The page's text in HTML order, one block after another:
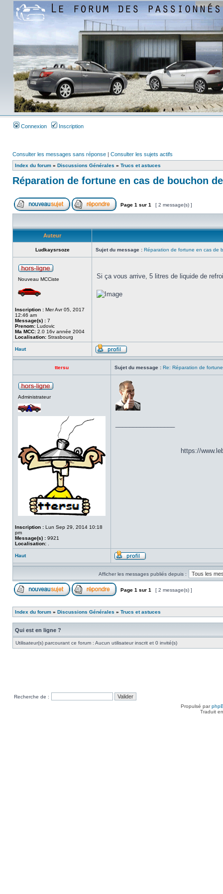
Connexion Inscription
Consulter les messages sans réponse | Consulter les sujets actifs
Index du forum » Discussions Générales » Trucs et astuces
Réparation de fortune en cas de bouchon
Page 1 sur 1 [ 2 message(s) ]
Auteur
Ludkaysrsoze Sujet du message : Réparation de fortune en cas de
Nouveau MCCiste
Inscription : Mer Avr 05, 2017
12:46 am
Message(s) : 7
Prenom: Ludovic
Ma MCC: 2.0 16v année 2004
Localisation: Strasbourg
Si ça vous arrive, 5 litres de liquide de
Haut
ttersu Sujet du message : Re: Réparation de
Administrateur
Inscription : Lun Sep 29, 2014 10:18
pm
Message(s) : 9921
Localisation:
https://
Haut
Afficher les messages publiés depuis :
Page 1 sur 1 [ 2 message(s) ]
Index du forum » Discussions Générales » Trucs et astuces
Qui est en ligne ?
Utilisateur(s) parcourant ce forum : Aucun utilisateur inscrit et 0 invité(s)
Recherche de :
Propulsé par
Traduit